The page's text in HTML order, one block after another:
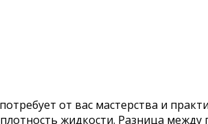
от вас мастерства и
жидкости. Разница